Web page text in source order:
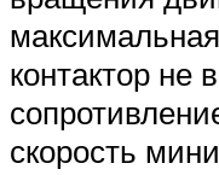
контактор не
скорость